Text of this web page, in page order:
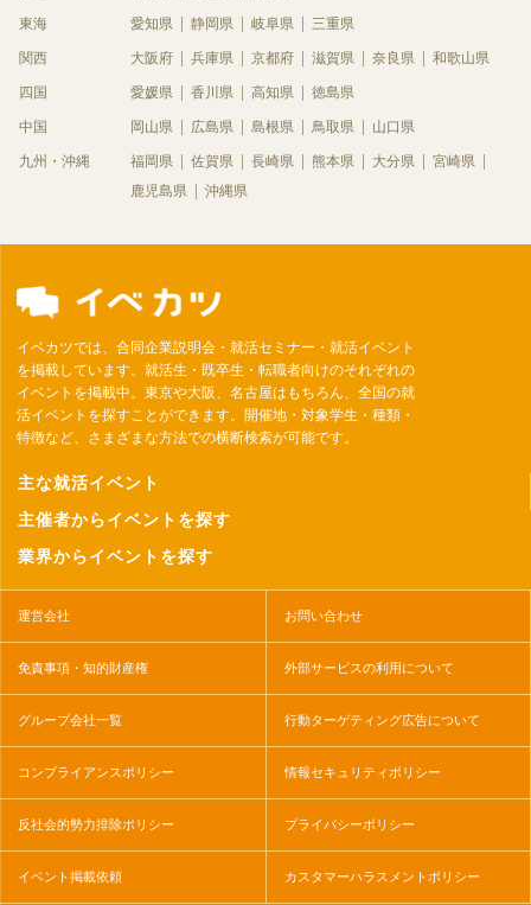
東海 愛知県 静岡県 岐阜県 三重県
関西 大阪府 兵庫県 京都府 滋賀県 奈良県 和歌山県
四国 愛媛県 香川県 高知県 徳島県
中国 岡山県 広島県 島根県 鳥取県 山口県
九州・沖縄 福岡県 佐賀県 長崎県 熊本県 大分県
宮崎県
鹿児島県
沖縄県
イベカツでは、合同企業説明会・就活セミナー・就活イベント
を掲載しています。就活生・既卒生・転職者向けのそれぞれの
イベントを掲載中。東京や大阪、名古屋はもちろん、全国の就
活イベントを探すことができます。開催地・対象学生・種類・
特徴など、さまざまな方法での横断検索が可能です。
主な就活イベント
主催者からイベントを探す
業界からイベントを探す
運営会社 お問い合わせ
免責事項・知的財産権 外部サービスの利用について
グループ会社一覧 行動ターゲティング広告について
コンプライアンスポリシー 情報セキュリティポリシー
反社会的勢力排除ポリシー プライバシーポリシー
イベント掲載依頼 カスタマーハラスメントポリシー